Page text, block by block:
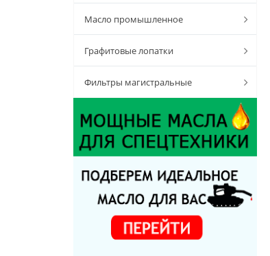
Масло промышленное
Графитовые лопатки
Фильтры магистральные